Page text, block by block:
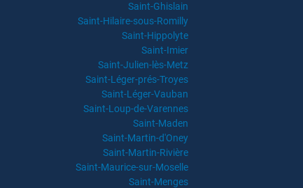
Saint-Ghislain
Saint-Hilaire-sous-Romilly
Saint-Hippolyte
Saint-Imier
Saint-Julien-lès-Metz
Saint-Léger-prés-Troyes
Saint-Léger-Vauban
Saint-Loup-de-Varennes
Saint-Maden
Saint-Martin-d'Oney
Saint-Martin-Rivière
Saint-Maurice-sur-Moselle
Saint-Menges